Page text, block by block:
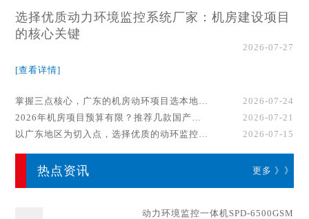
选择优质动力环境监控系统厂家：机房建设项目
的核心关键
2026-07-27
[查看详情]
掌握三点核心，广东的机房动环项目选本地厂家事半功倍！
2026-07-24
2026年机房项目预算有限？推荐几款国产动环监控系统品牌
2026-07-21
以广东地区为切入点，选择优质的动环监控系统厂家
2026-07-15
热点资讯 更多 》》
动力环境监控一体机SPD-6500GSM